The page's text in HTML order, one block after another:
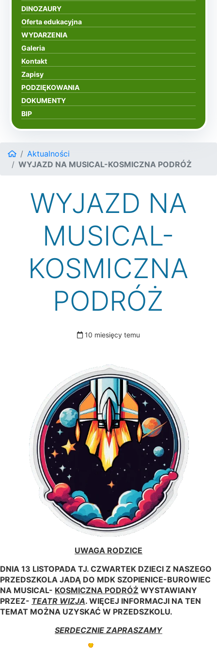
DINOZAURY
Oferta edukacyjna
WYDARZENIA
Galeria
Kontakt
Zapisy
PODZIĘKOWANIA
DOKUMENTY
BIP
Aktualności
WYJAZD NA MUSICAL-KOSMICZNA PODRÓŻ
WYJAZD NA
MUSICAL-
KOSMICZNA
PODRÓŻ
10 miesięcy temu
UWAGA RODZICE
DNIA 13 LISTOPADA TJ. CZWARTEK DZIECI Z NASZEGO
PRZEDSZKOLA JADĄ DO MDK SZOPIENICE-BUROWIEC
NA MUSICAL- KOSMICZNA PODRÓŻ WYSTAWIANY
PRZEZ- TEATR WIZJA. WIĘCEJ INFORMACJI NA TEN
TEMAT MOŻNA UZYSKAĆ W PRZEDSZKOLU.
SERDECZNIE ZAPRASZAMY